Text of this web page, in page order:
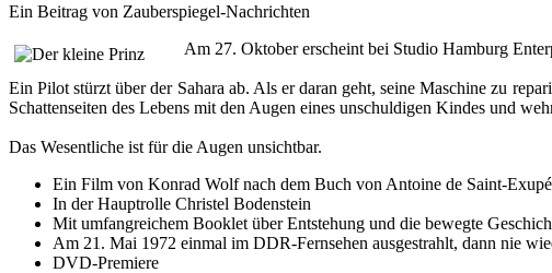
Ein Beitrag von Zauberspiegel-Nachrichten
Am 27. Oktober erscheint bei Studio Hamburg
Ein Pilot stürzt über der Sahara ab. Als er daran geht, seine Maschine zu
Schattenseiten des Lebens mit den Augen eines unschuldigen Kindes und
Das Wesentliche ist für die Augen unsichtbar.
Ein Film von Konrad Wolf nach dem Buch von Antoine de Saint-
In der Hauptrolle Christel Bodenstein
Mit umfangreichem Booklet über Entstehung und die bewegte
Am 21. Mai 1972 einmal im DDR-Fernsehen ausgestrahlt, dann nie
DVD-Premiere